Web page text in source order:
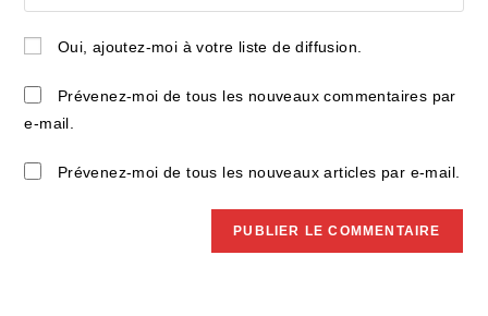
comment
comment
l’URL
de
site
(facultatif)
Oui, ajoutez-moi à votre liste de diffusion.
Prévenez-moi de tous les nouveaux commentaires par
e-mail.
Prévenez-moi de tous les nouveaux articles par e-mail.